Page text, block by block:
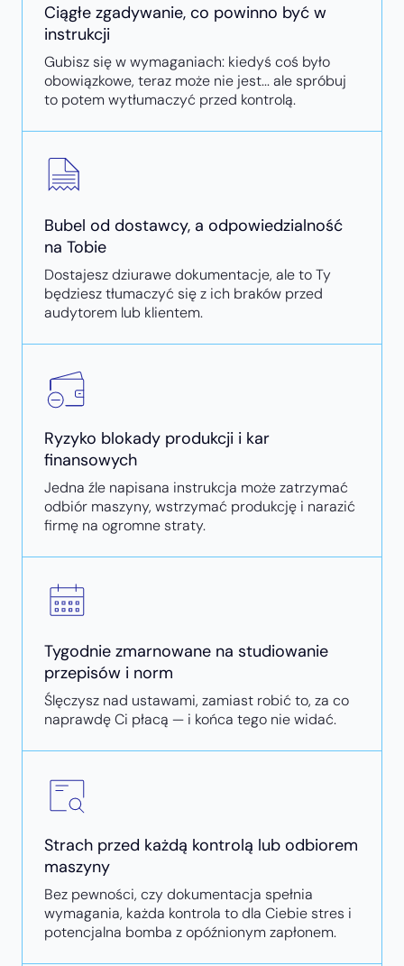
Ciągłe zgadywanie, co powinno być w
instrukcji
Gubisz się w wymaganiach: kiedyś coś było
obowiązkowe, teraz może nie jest... ale spróbuj
to potem wytłumaczyć przed kontrolą.
Bubel od dostawcy, a odpowiedzialność
na Tobie
Dostajesz dziurawe dokumentacje, ale to Ty
będziesz tłumaczyć się z ich braków przed
audytorem lub klientem.
Ryzyko blokady produkcji i kar
finansowych
Jedna źle napisana instrukcja może zatrzymać
odbiór maszyny, wstrzymać produkcję i narazić
firmę na ogromne straty.
Tygodnie zmarnowane na studiowanie
przepisów i norm
Ślęczysz nad ustawami, zamiast robić to, za co
naprawdę Ci płacą — i końca tego nie widać.
Strach przed każdą kontrolą lub odbiorem
maszyny
Bez pewności, czy dokumentacja spełnia
wymagania, każda kontrola to dla Ciebie stres i
potencjalna bomba z opóźnionym zapłonem.